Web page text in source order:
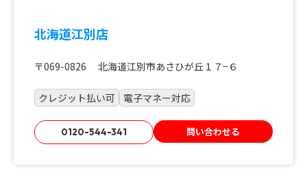
北海道江別店
〒069-0826 北海道江別市あさひが丘１７−６
クレジット払い可 電子マネー対応
0120-544-341 問い合わせる